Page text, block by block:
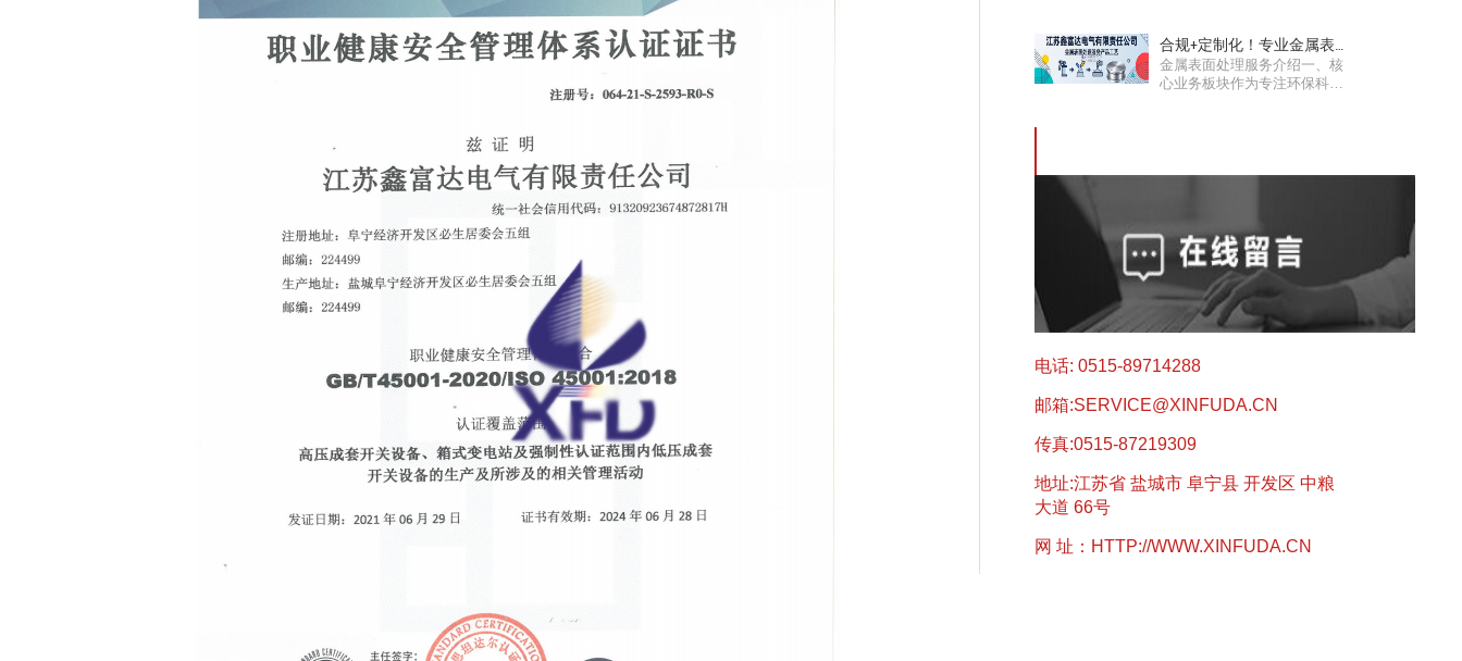
合规+定制化！专业金属表面
处理服务助力绿色···
金属表面处理服务介绍一、核
心业务板块作为专注环保科技
电话: 0515-89714288
邮箱:SERVICE@XINFUDA.CN
传真:0515-87219309
地址:江苏省 盐城市 阜宁县 开发区 中粮
大道 66号
网 址： HTTP://WWW.XINFUDA.CN